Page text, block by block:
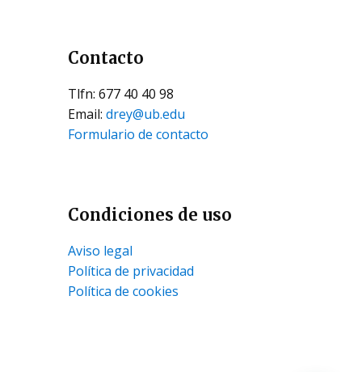
Contacto
Tlfn: 677 40 40 98
Email: drey@ub.edu
Formulario de contacto
Condiciones de uso
Aviso legal
Política de privacidad
Política de cookies